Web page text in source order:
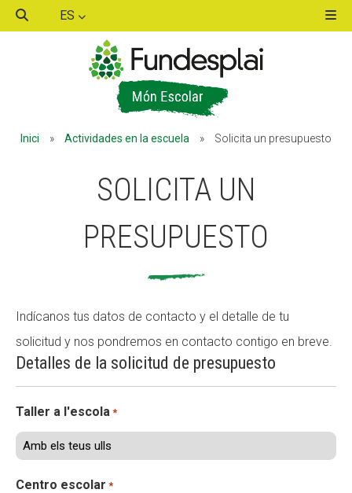
ES
Inici » Actividades en la escuela » Solicita un presupuesto
SOLICITA UN
PRESUPUESTO
Indícanos tus datos de contacto y el detalle de tu
solicitud y nos pondremos en contacto contigo en breve.
Detalles de la solicitud de presupuesto
Taller a l'escola *
Centro escolar *
ACTIVITATS D'ESTIU
ALBERG CENTRE ESPLAI
FORMACIÓ
CASES DE COLÒNIES
ACCIÓ SOCIAL I JOVES